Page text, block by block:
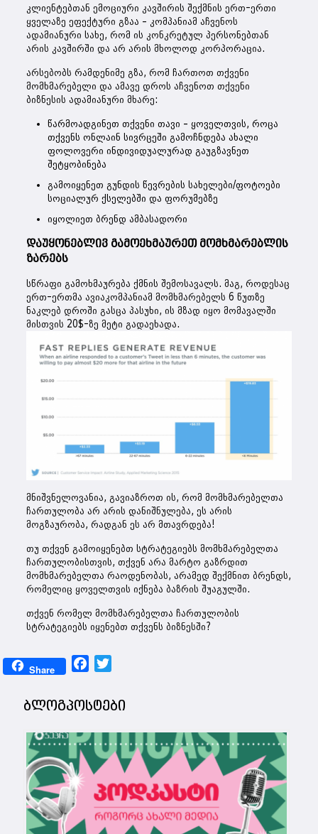
კლიენტებთან ემოციური კავშირის შექმნის ერთ-ერთი
ყველაზე ეფექტური გზაა – კომპანიამ აჩვენოს
ადამიანური სახე, რომ ის კონკრეტულ პერსონებთან
არის კავშირში და არ არის მხოლოდ კორპორაცია.
არსებობს რამდენიმე გზა, რომ ჩართოთ თქვენი
მომხმარებელი და ამავე დროს აჩვენოთ თქვენი
ბიზნესის ადამიანური მხარე:
წარმოადგინეთ თქვენი თავი – ყოველთვის, როცა
თქვენს ონლაინ სივრცეში გამოჩნდება ახალი
ფოლოვერი ინდივიდუალურად გაუგზავნეთ
შეტყობინება
გამოიყენეთ გუნდის წევრების სახელები/ფოტოები
სოციალურ ქსელებში და ფორუმებზე
იყოლიეთ ბრენდ ამბასადორი
დაუყონებლივ გამოეხმაურეთ მომხმარებლის
ზარებს
სწრაფი გამოხმაურება ქმნის შემოსავალს. მაგ, როდესაც
ერთ-ერთმა ავიაკომპანიამ მომხმარებელს 6 წუთზე
ნაკლებ დროში გასცა პასუხი, ის მზად იყო მომავალში
მისთვის 20$-ზე მეტი გადაეხადა.
მნიშვნელოვანია, გავიაზროთ ის, რომ მომხმარებელთა
ჩართულობა არ არის დანიშნულება, ეს არის
მოგზაურობა, რადგან ეს არ მთავრდება!
თუ თქვენ გამოიყენებთ სტრატეგიებს მომხმარებელთა
ჩართულობისთვის, თქვენ არა მარტო გაზრდით
მომხმარებელთა რაოდენობას, არამედ შექმნით ბრენდს,
რომელიც ყოველთვის იქნება ბაზრის შუაგულში.
თქვენ რომელ მომხმარებელთა ჩართულობის
სტრატეგიებს იყენებთ თქვენს ბიზნესში?
Share Facebook
ბლოგპოსტები